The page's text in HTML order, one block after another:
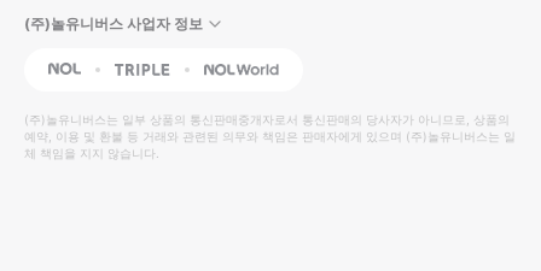
(주)놀유니버스 사업자 정보
NOL Triple Interpark Global
(주)놀유니버스는 일부 상품의 통신판매중개자로서 통신판매의 당사자가 아니므로, 상품의
예약, 이용 및 환불 등 거래와 관련된 의무와 책임은 판매자에게 있으며 (주)놀유니버스는 일
체 책임을 지지 않습니다.